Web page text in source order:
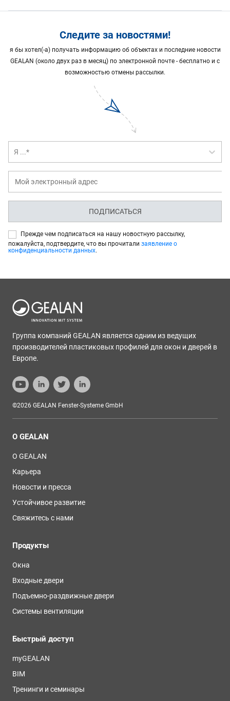
Следите за новостями!
я бы хотел(-а) получать информацию об объектах и последние новости
GEALAN (около двух раз в месяц) по электронной почте - бесплатно и с
возможностью отмены рассылки.
Я ...*
ПОДПИСАТЬСЯ
Прежде чем подписаться на нашу новостную рассылку,
пожалуйста, подтвердите, что вы прочитали заявление о
конфиденциальности данных.
Группа компаний GEALAN является одним из ведущих
производителей пластиковых профилей для окон и дверей в
Европе.
©2026 GEALAN Fenster-Systeme GmbH
О GEALAN
О GEALAN
Карьера
Новости и пресса
Устойчивое развитие
Свяжитесь с нами
Продукты
Окна
Входные двери
Подъемно-раздвижные двери
Системы вентиляции
Быстрый доступ
myGEALAN
BIM
Тренинги и семинары